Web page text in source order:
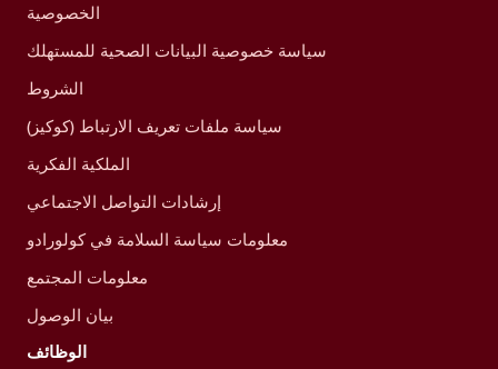
الخصوصية
سياسة خصوصية البيانات الصحية للمستهلك
الشروط
سياسة ملفات تعريف الارتباط (كوكيز)
الملكية الفكرية
إرشادات التواصل الاجتماعي
معلومات سياسة السلامة في كولورادو
معلومات المجتمع
بيان الوصول
الوظائف